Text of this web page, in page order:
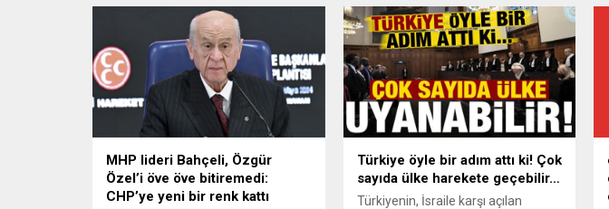
MHP lideri Bahçeli, Özgür
Özel’i öve öve bitiremedi:
CHP’ye yeni bir renk kattı
Türkiye öyle bir adım attı ki! Çok
sayıda ülke harekete geçebilir…
Türkiyenin, İsraile karşı açılan